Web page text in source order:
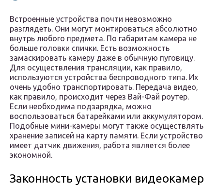
Встроенные устройства почти невозможно
разглядеть. Они могут монтироваться абсолютно
внутрь любого предмета. По габаритам камера не
больше головки спички. Есть возможность
замаскировать камеру даже в обычную пуговицу.
Для осуществления трансляции, как правило,
используются устройства беспроводного типа. Их
очень удобно транспортировать. Передача видео,
как правило, происходит через Вай-Фай роутер.
Если необходима подзарядка, можно
воспользоваться батарейками или аккумулятором.
Подобные мини-камеры могут также осуществлять
хранение записей на карту памяти. Если устройство
имеет датчик движения, работа является более
экономной.
Законность установки видеокамер